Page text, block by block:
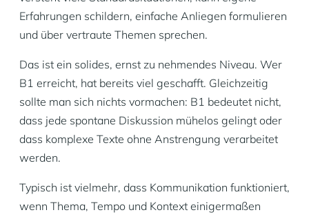
Erfahrungen schildern, einfache Anliegen formulieren
und über vertraute Themen sprechen.
Das ist ein solides, ernst zu nehmendes Niveau. Wer
B1 erreicht, hat bereits viel geschafft. Gleichzeitig
sollte man sich nichts vormachen: B1 bedeutet nicht,
dass jede spontane Diskussion mühelos gelingt oder
dass komplexe Texte ohne Anstrengung verarbeitet
werden.
Typisch ist vielmehr, dass Kommunikation funktioniert,
wenn Thema, Tempo und Kontext einigermaßen